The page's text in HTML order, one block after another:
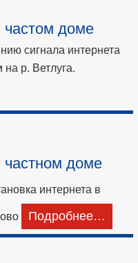
частом доме
сигнала интернета
р. Ветлуга.
частном доме
интернета в
Подробнее…